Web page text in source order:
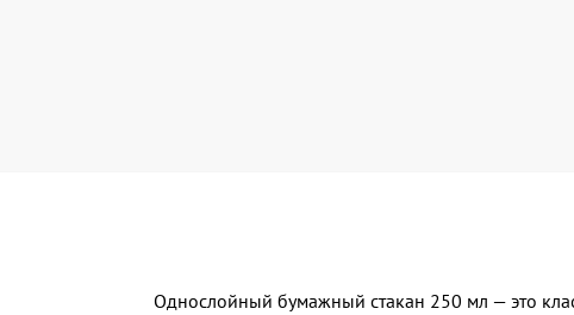
Однослойный бумажный стакан 250 мл — это